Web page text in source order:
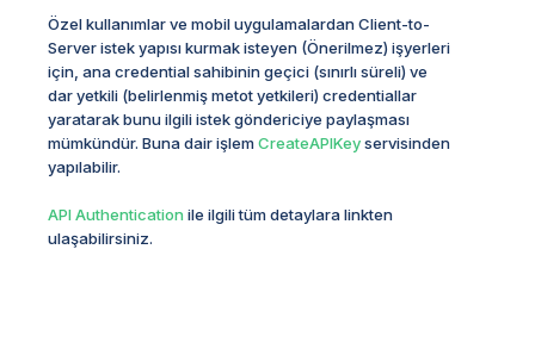
Özel kullanımlar ve mobil uygulamalardan Client-to-
Server istek yapısı kurmak isteyen (Önerilmez) işyerleri
için, ana credential sahibinin geçici (sınırlı süreli) ve
dar yetkili (belirlenmiş metot yetkileri) credentiallar
yaratarak bunu ilgili istek göndericiye paylaşması
mümkündür. Buna dair işlemCreateAPIKeyservisinden
yapılabilir.
API Authentication ile ilgili tüm detaylara linkten
ulaşabilirsiniz.